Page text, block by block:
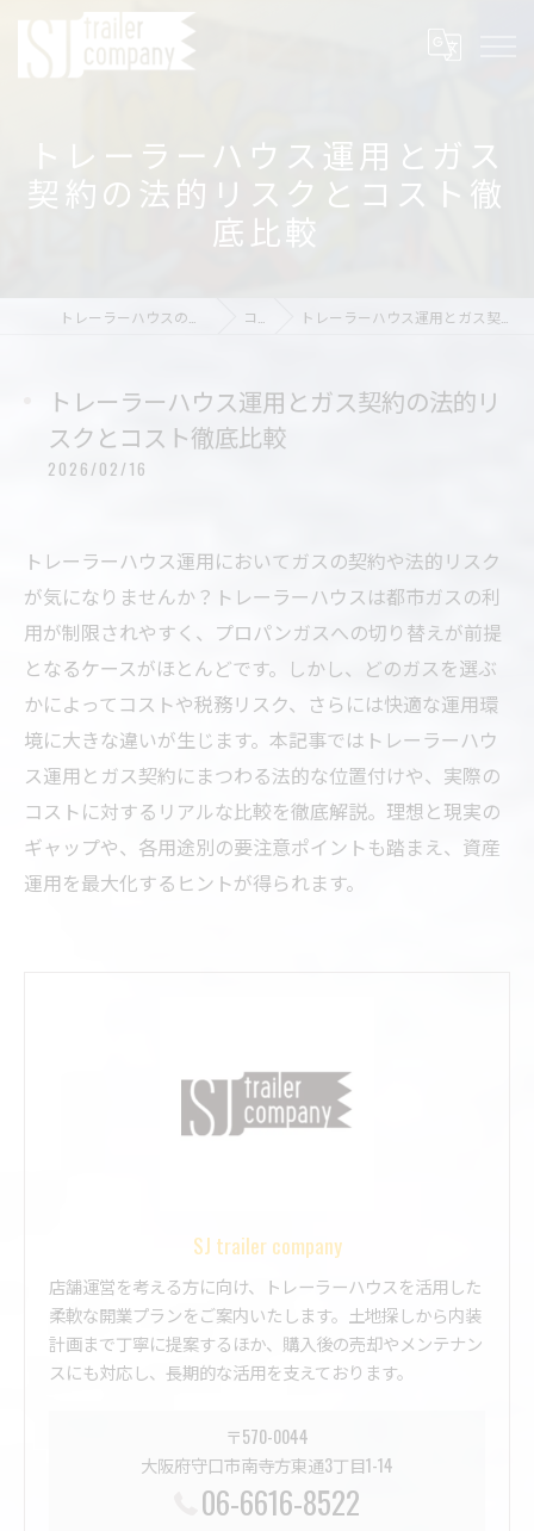
トレーラーハウス運用とガス
契約の法的リスクとコスト徹
底比較
コラム トレーラーハウス運用とガス契約の法的リスクとコスト徹底比較
トレーラーハウス運用とガス契約の法的リ
スクとコスト徹底比較
2026/02/16
トレーラーハウス運用においてガスの契約や法的リスク
が気になりませんか？トレーラーハウスは都市ガスの利
用が制限されやすく、プロパンガスへの切り替えが前提
となるケースがほとんどです。しかし、どのガスを選ぶ
かによってコストや税務リスク、さらには快適な運用環
境に大きな違いが生じます。本記事ではトレーラーハウ
ス運用とガス契約にまつわる法的な位置付けや、実際の
コストに対するリアルな比較を徹底解説。理想と現実の
ギャップや、各用途別の要注意ポイントも踏まえ、資産
運用を最大化するヒントが得られます。
SJ trailer company
店舗運営を考える方に向け、トレーラーハウスを活用した
柔軟な開業プランをご案内いたします。土地探しから内装
計画まで丁寧に提案するほか、購入後の売却やメンテナン
スにも対応し、長期的な活用を支えております。
〒570-0044
大阪府守口市南寺方東通3丁目1-14
06-6616-8522